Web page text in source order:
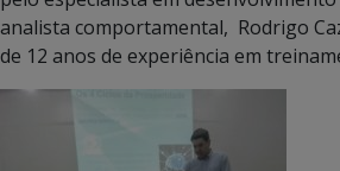
analista comportamental, Rodrigo
de 12 anos de experiência em